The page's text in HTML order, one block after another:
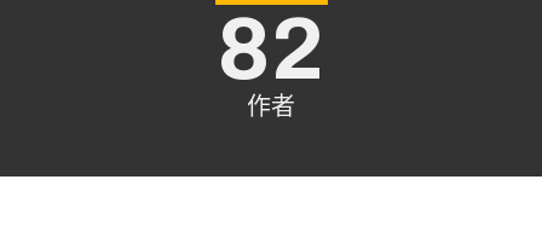
作者
82